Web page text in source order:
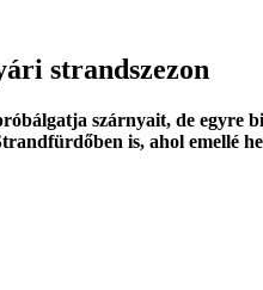
strandszezon
szárnyait, de egyre
is, ahol emellé